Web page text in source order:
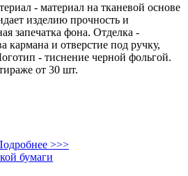
- материал на тканевой основе
изделию прочность и
запечатка фона. Отделка -
кармана и отверстие под ручку,
- тиснение черной фольгой.
от 30 шт.
>>>
бумаги